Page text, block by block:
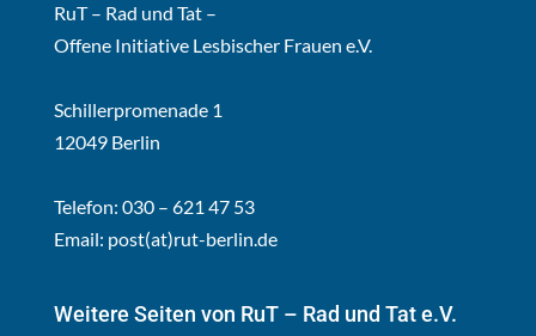
RuT – Rad und Tat –
Offene Initiative Lesbischer Frauen e.V.
Schillerpromenade 1
12049 Berlin
Telefon: 030 – 621 47 53
Email: post(at)rut-berlin.de
Weitere Seiten von RuT – Rad und Tat e.V.